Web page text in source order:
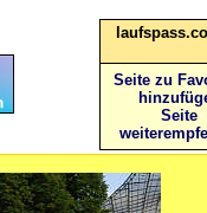
Seite zu
Seite